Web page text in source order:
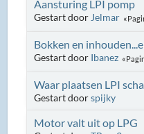
Aansturing LPI pomp
Gestart door Jelmar
Bokken en
Gestart door Ibanez
Waar plaatsen LPI
Gestart doorspijky
Motor valt uit op LPG